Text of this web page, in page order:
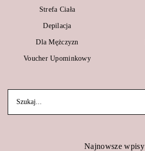
Najnowsze wpisy
Strefa Ciała
Depilacja
Dla Mężczyzn
Voucher Upominkowy